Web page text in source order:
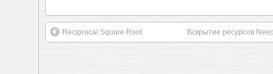
Reciprocal Square Root Вскрытие ресурсов